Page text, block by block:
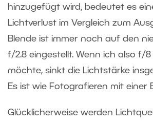
hinzugefügt wird, bedeutet es
Lichtverlust im Vergleich zum
Blende ist immer noch auf den
f/2.8 eingestellt. Wenn ich also f/
möchte, sinkt die Lichtstärke
Es ist wie Fotografieren mit einer
Glücklicherweise werden